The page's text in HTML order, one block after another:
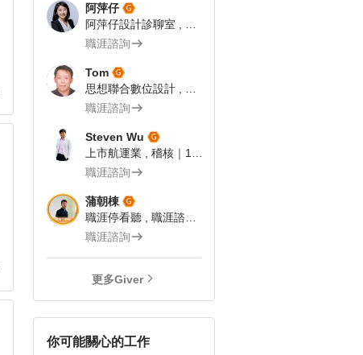
阿萍仔
職涯諮詢
Tom
職涯諮詢
Steven Wu
職涯諮詢
蒲朝棟
職涯諮詢
更多Giver
你可能關心的工作